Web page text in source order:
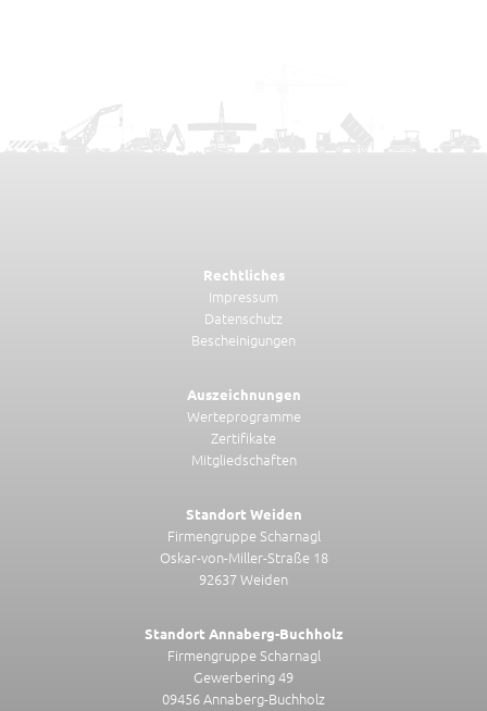
Rechtliches
Impressum
Datenschutz
Bescheinigungen
Auszeichnungen
Werteprogramme
Zertifikate
Mitgliedschaften
Standort Weiden
Firmengruppe Scharnagl
Oskar-von-Miller-Straße 18
92637 Weiden
Standort Annaberg-Buchholz
Firmengruppe Scharnagl
Gewerbering 49
09456 Annaberg-Buchholz